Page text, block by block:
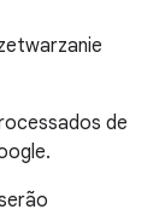
de